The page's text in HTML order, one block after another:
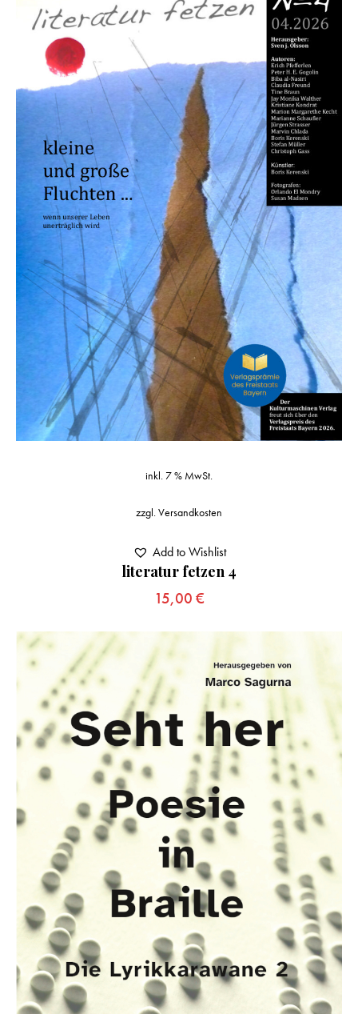
literatur fetzen 4
15,00 €
inkl. 7 % MwSt.
zzgl.Versandkosten
Add to Wishlist